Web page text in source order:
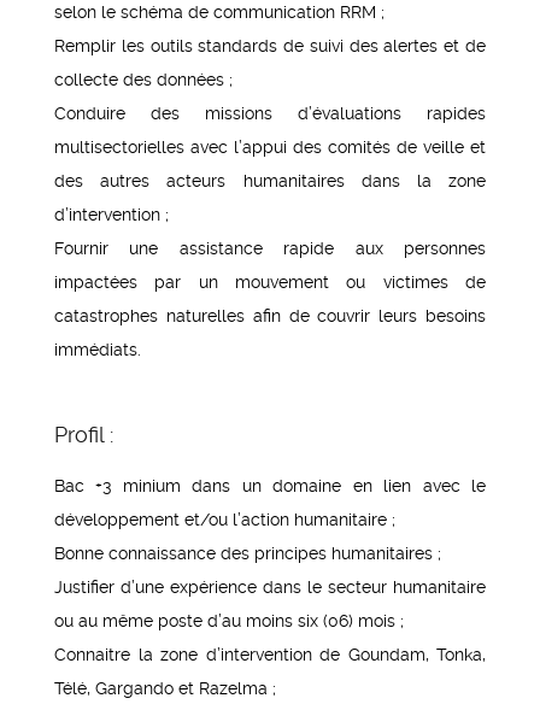
selon le schéma de communication RRM ;
Remplir les outils standards de suivi des alertes et de
collecte des données ;
Conduire des missions d’évaluations rapides
multisectorielles avec l’appui des comités de veille et
des autres acteurs humanitaires dans la zone
d’intervention ;
Fournir une assistance rapide aux personnes
impactées par un mouvement ou victimes de
catastrophes naturelles afin de couvrir leurs besoins
immédiats.
Profil :
Bac +3 minium dans un domaine en lien avec le
développement et/ou l’action humanitaire ;
Bonne connaissance des principes humanitaires ;
Justifier d’une expérience dans le secteur humanitaire
ou au même poste d’au moins six (06) mois ;
Connaitre la zone d’intervention de Goundam, Tonka,
Télé, Gargando et Razelma ;